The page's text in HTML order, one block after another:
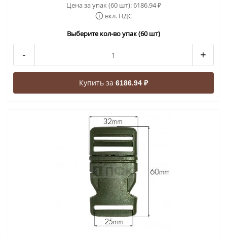
Цена за упак (60 шт):6186.94₽
вкл. НДС
Выберите кол-во упак (60 шт)
- +
Купить за 6186.94 ₽